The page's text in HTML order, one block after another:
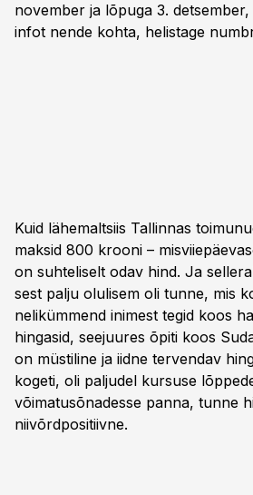
november ja lõpuga 3.
infot nende kohta, helistage
Kuid lähemaltsiis Tallinnas
maksid 800 krooni –
on suhteliselt odav hind. Ja
sest palju olulisem oli tunne, mis
nelikümmend inimest tegid koos
hingasid, seejuures õpiti koos
on müstiline ja iidne tervendav
kogeti, oli paljudel kursuse
võimatusõnadesse panna, tunne
niivõrdpositiivne.